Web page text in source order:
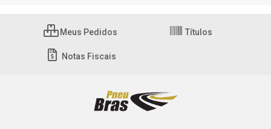
Meus Pedidos Títulos
Notas Fiscais